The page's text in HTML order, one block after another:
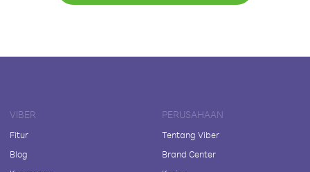
VIBER
Fitur
Blog
PERUSAHAAN
Tentang Viber
Brand Center